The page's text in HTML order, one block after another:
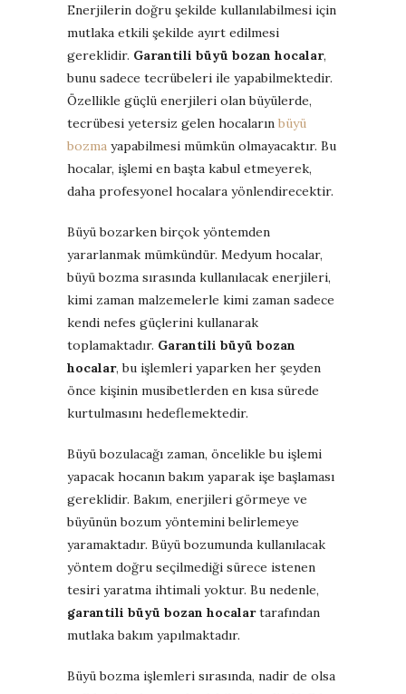
Enerjilerin doğru şekilde kullanılabilmesi için
mutlaka etkili şekilde ayırt edilmesi
gereklidir. Garantili büyü bozan hocalar,
bunu sadece tecrübeleri ile yapabilmektedir.
Özellikle güçlü enerjileri olan büyülerde,
tecrübesi yetersiz gelen hocaların büyü
bozma yapabilmesi mümkün olmayacaktır. Bu
hocalar, işlemi en başta kabul etmeyerek,
daha profesyonel hocalara yönlendirecektir.
Büyü bozarken birçok yöntemden
yararlanmak mümkündür. Medyum hocalar,
büyü bozma sırasında kullanılacak enerjileri,
kimi zaman malzemelerle kimi zaman sadece
kendi nefes güçlerini kullanarak
toplamaktadır. Garantili büyü bozan
hocalar, bu işlemleri yaparken her şeyden
önce kişinin musibetlerden en kısa sürede
kurtulmasını hedeflemektedir.
Büyü bozulacağı zaman, öncelikle bu işlemi
yapacak hocanın bakım yaparak işe başlaması
gereklidir. Bakım, enerjileri görmeye ve
büyünün bozum yöntemini belirlemeye
yaramaktadır. Büyü bozumunda kullanılacak
yöntem doğru seçilmediği sürece istenen
tesiri yaratma ihtimali yoktur. Bu nedenle,
garantili büyü bozan hocalartarafından
mutlaka bakım yapılmaktadır.
Büyü bozma işlemleri sırasında, nadir de olsa